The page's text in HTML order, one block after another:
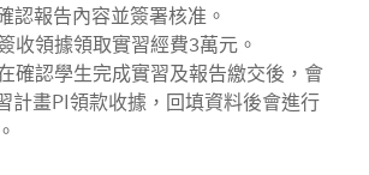
認報告內容並簽署核准。
收領據領取實習經費3萬元。
確認學生完成實習及報告繳交後，會
計畫PI領款收據，回填資料後會進行